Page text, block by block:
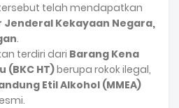
telah mendapatkan
Jenderal Kekayaan Negara,
.
terdiri dari Barang Kena
(BKC HT)berupa rokok ilegal,
Etil Alkohol (MMEA)